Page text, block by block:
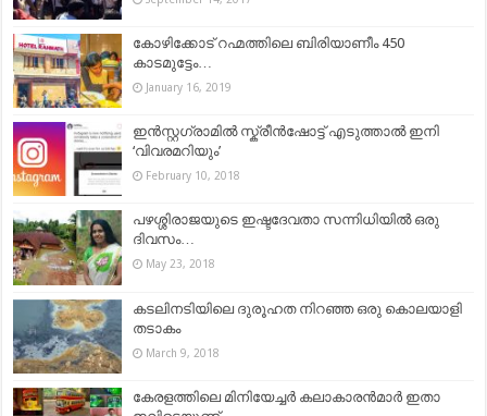
കോഴിക്കോട് റഹ്മത്തിലെ ബിരിയാണീം 450
കാടമുട്ടേം…
January 16, 2019
ഇന്‍സ്റ്റഗ്രാമില്‍ സ്ക്രീന്‍ഷോട്ട് എടുത്താല്‍ ഇനി
‘വിവരമറിയും’
February 10, 2018
പഴശ്ശിരാജയുടെ ഇഷ്ടദേവതാ സന്നിധിയിൽ ഒരു
ദിവസം…
May 23, 2018
കടലിനടിയിലെ ദുരൂഹത നിറഞ്ഞ ഒരു കൊലയാളി
തടാകം
March 9, 2018
കേരളത്തിലെ മിനിയേച്ചർ കലാകാരൻമാർ ഇതാ